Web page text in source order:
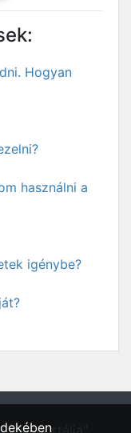
Hogyan
használni a
igénybe?
állásportálja"